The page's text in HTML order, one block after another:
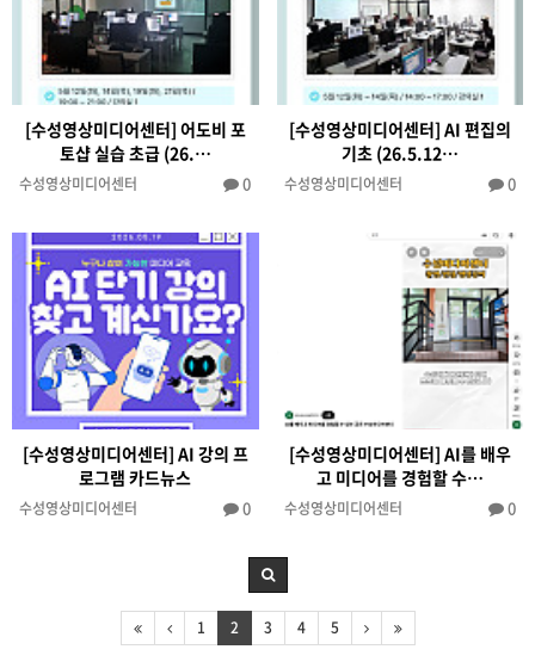
[수성영상미디어센터] 어도비 포
토샵 실습 초급 (26.…
수성영상미디어센터 0
[수성영상미디어센터] AI 편집의
기초 (26.5.12…
수성영상미디어센터 0
[수성영상미디어센터] AI 강의 프
로그램 카드뉴스
수성영상미디어센터 0
[수성영상미디어센터] AI를 배우
고 미디어를 경험할 수…
수성영상미디어센터 0
1 2 3 4 5